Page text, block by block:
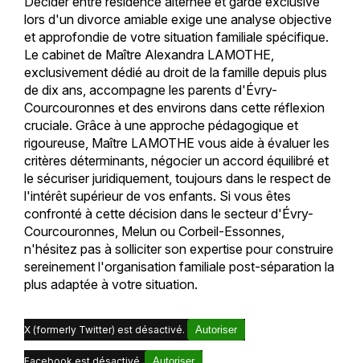
lors d'un divorce amiable exige une analyse objective
et approfondie de votre situation familiale spécifique.
Le cabinet de Maître Alexandra LAMOTHE,
exclusivement dédié au droit de la famille depuis plus
de dix ans, accompagne les parents d'Évry-
Courcouronnes et des environs dans cette réflexion
cruciale. Grâce à une approche pédagogique et
rigoureuse, Maître LAMOTHE vous aide à évaluer les
critères déterminants, négocier un accord équilibré et
le sécuriser juridiquement, toujours dans le respect de
l'intérêt supérieur de vos enfants. Si vous êtes
confronté à cette décision dans le secteur d'Évry-
Courcouronnes, Melun ou Corbeil-Essonnes,
n'hésitez pas à solliciter son expertise pour construire
sereinement l'organisation familiale post-séparation la
plus adaptée à votre situation.
X (formerly Twitter) est désactivé. Autoriser